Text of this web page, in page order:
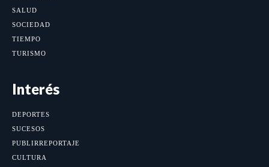
SALUD
SOCIEDAD
TIEMPO
TURISMO
Interés
DEPORTES
SUCESOS
PUBLIRREPORTAJE
CULTURA